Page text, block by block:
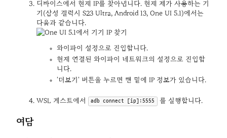
디바이스에서 현재 IP를 찾아냅니다. 현재 제가 사용하는 기
기(삼성 갤럭시 S23 Ultra, Android 13, One UI 5.1)에서는
와이파이 설정으로 진입합니다.
현재 연결된 와이파이 네트워크의 설정으로 진입합
니다.
'더보기' 버튼을 누르면 맨 밑에 IP 정보가 있습니다.
WSL 게스트에서 adb connect [ip]:5555 를 실행합니다.
여담